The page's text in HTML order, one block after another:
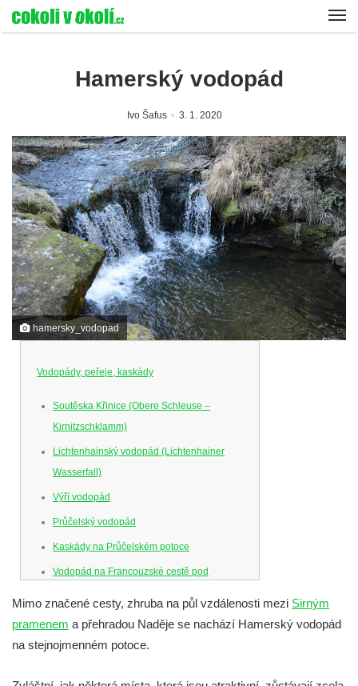
Hamerský vodopád
Ivo Šafus 3. 1. 2020
hamersky_vodopad
Vodopády, peřeje, kaskády
Soutěska Křinice (Obere Schleuse –
Kirnitzschklamm)
Lichtenhainský vodopád (Lichtenhainer
Wasserfall)
Výří vodopád
Průčelský vodopád
Kaskády na Průčelském potoce
Vodopád na Francouzské cestě pod
Vodopád u parkoviště hotelu U Kozičky v
Teplicích
okraji Hřenska
Mimo značené cesty, zhruba na půl vzdálenosti mezi Sirným
pramenem a přehradou Naděje se nachází Hamerský vodopád
na stejnojmenném potoce.